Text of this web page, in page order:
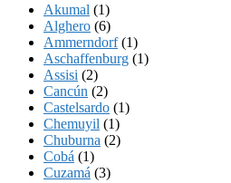
Akumal (1)
Alghero (6)
Ammerndorf(1)
Aschaffenburg (1)
Assisi (2)
Cancún (2)
Castelsardo (1)
Chemuyil (1)
Chuburna (2)
Cobá (1)
Cuzamá (3)